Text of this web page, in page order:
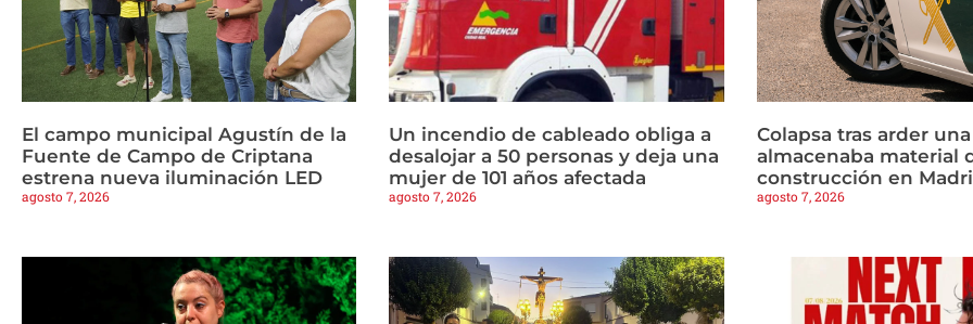
El campo municipal Agustín de la
Fuente de Campo de Criptana
estrena nueva iluminación LED
agosto 7, 2026
Un incendio de cableado obliga a
desalojar a 50 personas y deja una
mujer de 101 años afectada
agosto 7, 2026
Colapsa tras arder
almacenaba material
construcción en
agosto 7, 2026